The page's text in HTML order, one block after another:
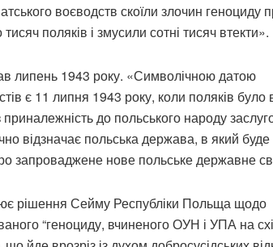
воєводств скоїли злочин геноциду
поляків і змусили сотні тисяч втекти».
липень 1943 року. «Символічною датою
є 11 липня 1943 року, коли поляків було
до польського народу
відзначає польська держава, в який буде
запроваджене нове польське державне
рішення Сейму Республіки Польща щодо
“геноциду, вчиненого ОУН і УПА на